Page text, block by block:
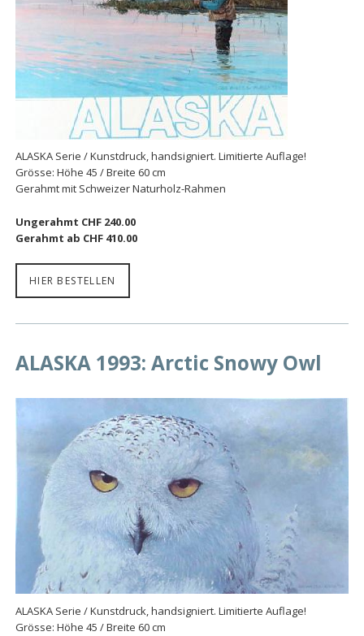
ALASKA Serie / Kunstdruck, handsigniert. Limitierte Auflage!
Grösse: Höhe 45 / Breite 60 cm
Gerahmt mit Schweizer Naturholz-Rahmen
Ungerahmt CHF 240.00
Gerahmt ab CHF 410.00
HIER BESTELLEN
ALASKA 1993: Arctic Snowy Owl
ALASKA Serie / Kunstdruck, handsigniert. Limitierte Auflage!
Grösse: Höhe 45 / Breite 60 cm